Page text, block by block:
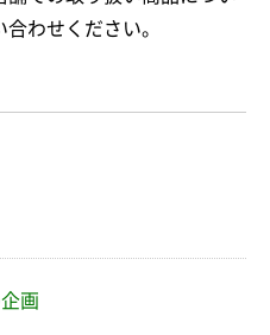
わせください。
画